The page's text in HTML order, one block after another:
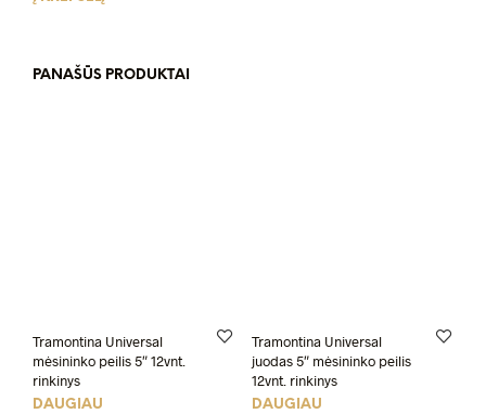
PANAŠŪS PRODUKTAI
Tramontina Universal
mėsininko peilis 5″ 12vnt.
rinkinys
DAUGIAU
Tramontina Universal
juodas 5″ mėsininko peilis
12vnt. rinkinys
DAUGIAU